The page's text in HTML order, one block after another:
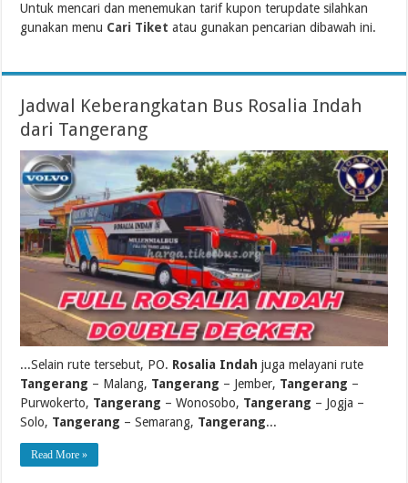
Untuk mencari dan menemukan tarif kupon terupdate silahkan
gunakan menu Cari Tiket atau gunakan pencarian dibawah ini.
Jadwal Keberangkatan Bus Rosalia Indah
dari Tangerang
...Selain rute tersebut, PO. Rosalia Indah juga melayani rute
Tangerang – Malang, Tangerang – Jember, Tangerang –
Purwokerto, Tangerang – Wonosobo, Tangerang – Jogja –
Solo, Tangerang – Semarang, Tangerang...
Read More »